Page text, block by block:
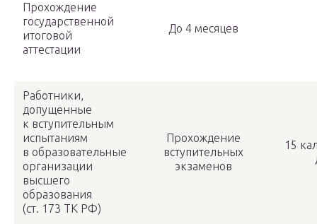
Прохождение
государственной
итоговой
аттестации
До 4 месяцев
Работники,
допущенные
к вступительным
испытаниям
в образовательные
организации
высшего
образования
(ст. 173 ТК РФ)
Прохождение
вступительных
экзаменов
15